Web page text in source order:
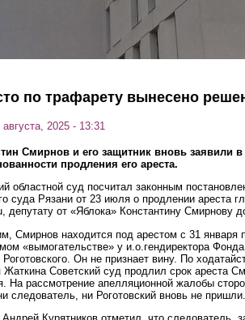
по трафарету вынесено
2025 - 13:31
Смирнов и его защитник вновь заявили
продления его ареста.
областной суд посчитал законным
суда Рязани от 23 июля о продлении ареста
депутату от «Яблока» Константину Смирнову
Смирнов находится под арестом с 31 января
«вымогательстве» у и.о.гендиректора
Он не признает вину. По
Жаткина Советский суд продлил срок ареста
На рассмотрение апелляционной жалобы
следователь, ни Роготовский вновь не пришли.